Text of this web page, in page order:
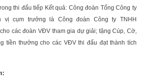
thi đấu tiếp Kết quả: Công đoàn Tổng Công ty
vị cụm trưởng là Công đoàn Công ty TNHH
các đoàn VĐV tham gia dự giải; tặng Cúp, Cờ,
tiền thưởng cho các VĐV thi đấu đạt thành tích